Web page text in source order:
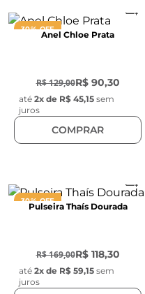
30% OFF
Anel Chloe Prata
R$ 129,00R$ 90,30
até 2x de R$ 45,15 sem
juros
COMPRAR
30% OFF
Pulseira Thaís Dourada
R$ 169,00R$ 118,30
até 2x de R$ 59,15 sem
juros